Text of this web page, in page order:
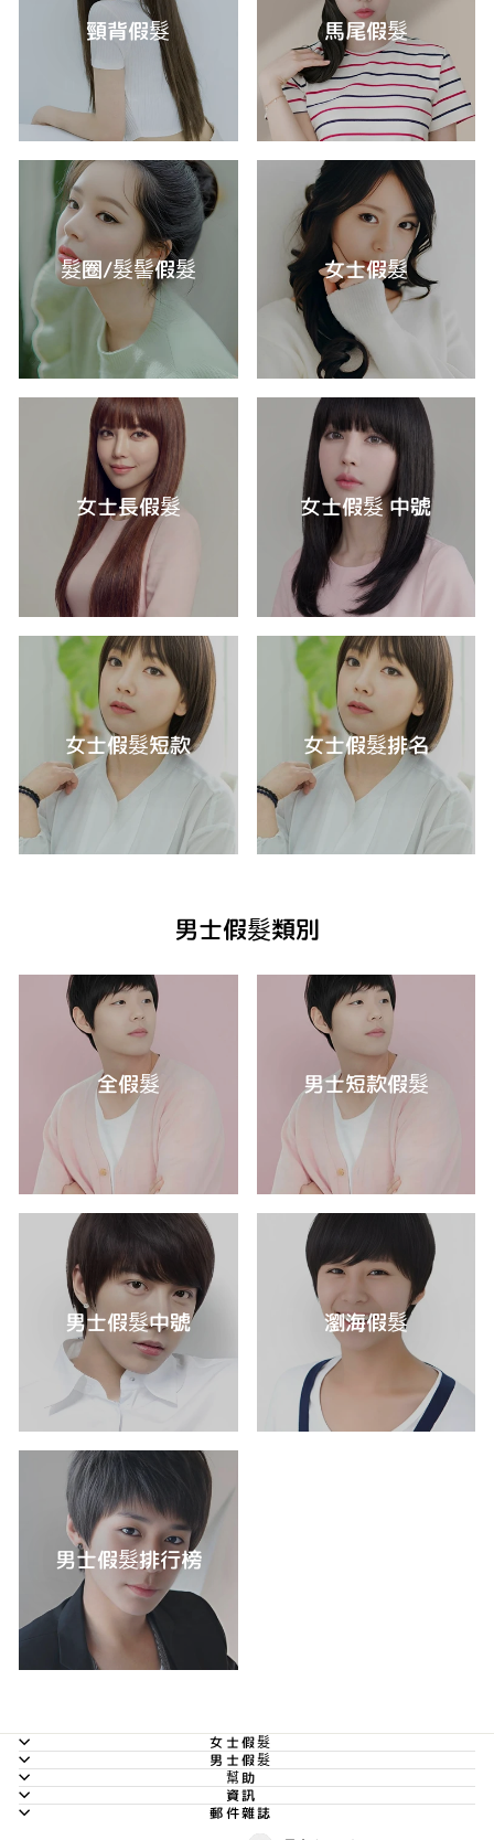
頸背假髮 馬尾假髮
髮圈/髮髻假髮 女士假髮
女士長假髮 女士假髮 中號
女士假髮短款 女士假髮排名
男士假髮類別
全假髮 男士短款假髮
男士假髮中號 瀏海假髮
男士假髮排行榜
女士假髮
男士假髮
幫助
資訊
郵件雜誌